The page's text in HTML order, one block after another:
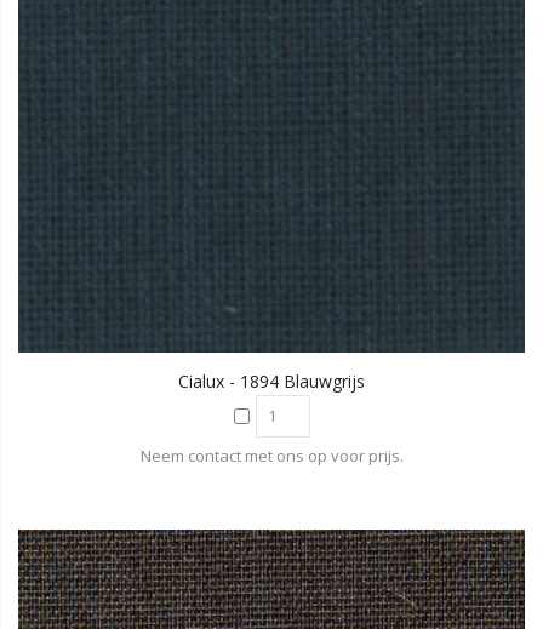
Cialux - 1894 Blauwgrijs
Neem contact met ons op voor prijs.